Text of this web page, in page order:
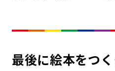
最後に絵本をつ